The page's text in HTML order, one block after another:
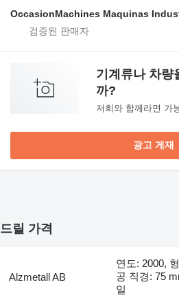
OccasionMachines Maquinas
기계류나 차량
까?
저희와 함께라면 가
광고 게재
드릴 가격
Alzmetall AB
연도: 2000,
공 직경: 75
일